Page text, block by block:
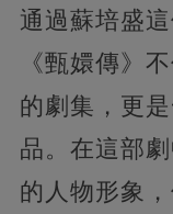
通過蘇培盛
《甄嬛傳》
的劇集，更
品。在這部
的人物形象